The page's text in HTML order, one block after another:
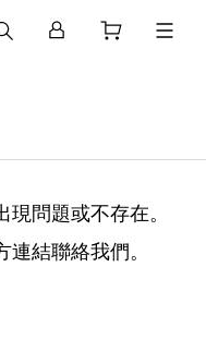
問題或不存在。
結聯絡我們。